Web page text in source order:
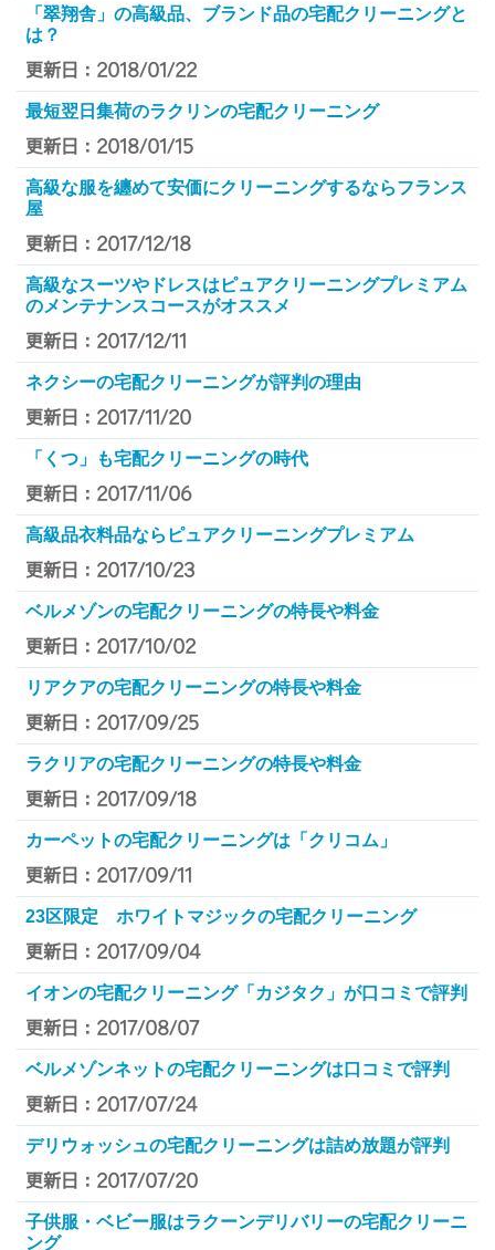
「翠翔舎」の高級品、ブランド品の宅配クリーニングと
は？
更新日：2018/01/22
最短翌日集荷のラクリンの宅配クリーニング
更新日：2018/01/15
高級な服を纏めて安価にクリーニングするならフランス
屋
更新日：2017/12/18
高級なスーツやドレスはピュアクリーニングプレミアム
のメンテナンスコースがオススメ
更新日：2017/12/11
ネクシーの宅配クリーニングが評判の理由
更新日：2017/11/20
「くつ」も宅配クリーニングの時代
更新日：2017/11/06
高級品衣料品ならピュアクリーニングプレミアム
更新日：2017/10/23
ベルメゾンの宅配クリーニングの特長や料金
更新日：2017/10/02
リアクアの宅配クリーニングの特長や料金
更新日：2017/09/25
ラクリアの宅配クリーニングの特長や料金
更新日：2017/09/18
カーペットの宅配クリーニングは「クリコム」
更新日：2017/09/11
23区限定 ホワイトマジックの宅配クリーニング
更新日：2017/09/04
イオンの宅配クリーニング「カジタク」が口コミで評判
更新日：2017/08/07
ベルメゾンネットの宅配クリーニングは口コミで評判
更新日：2017/07/24
デリウォッシュの宅配クリーニングは詰め放題が評判
更新日：2017/07/20
子供服・ベビー服はラクーンデリバリーの宅配クリーニ
ング